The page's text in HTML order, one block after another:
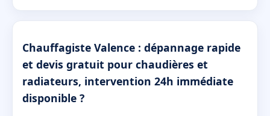
Chauffagiste Valence : dépannage rapide
et devis gratuit pour chaudières et
radiateurs, intervention 24h immédiate
disponible ?